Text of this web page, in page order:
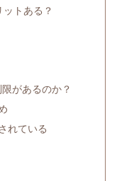
トある？
があるのか？
れている